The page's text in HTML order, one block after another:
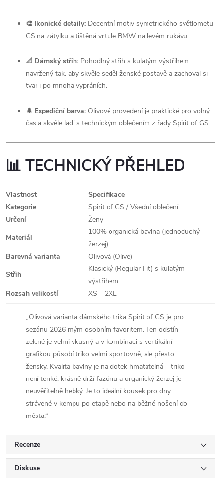
🎨 Ikonické detaily: Decentní motiv symetrického světlometu
GS na zátylku a tištěná vrtule BMW na levém rukávu.
📐 Dámský střih: Pohodlný střih s kulatým výstřihem
navržený tak, aby skvěle seděl ženské postavě a zachoval si
tvar i po mnoha vypráních.
🌲 Expediční barva: Olivové provedení je praktické pro volný
čas a skvěle ladí s technickým oblečením z řady Spirit of GS.
📊 TECHNICKÝ PŘEHLED
Vlastnost
Specifikace
Kategorie
Spirit of GS / Všední oblečení
Určení
Ženy
Materiál
100% organická bavlna (jednoduchý
žerzej)
Barevná varianta
Olivová (Olive)
Střih
Klasický (Regular Fit) s kulatým
výstřihem
Rozsah velikostí
XS – 2XL
„Olivová varianta dámského trika Spirit of GS je pro
sezónu 2026 mým osobním favoritem. Ten odstín
zelené je velmi vkusný a v kombinaci s vertikální
grafikou působí triko velmi sportovně, ale přesto
žensky. Kvalita bavlny je na dotek hmatatelná – triko
není tenké, krásně drží fazónu a organický žerzej je
neuvěřitelně hebký. Je to ideální kousek pro dny
strávené v kempu po etapě nebo na běžné nošení do
města.“
Recenze
Diskuse